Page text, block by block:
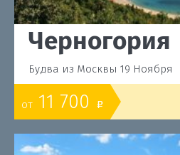
Черногория
Будва из Москвы 19 Ноября
от 11 700 o